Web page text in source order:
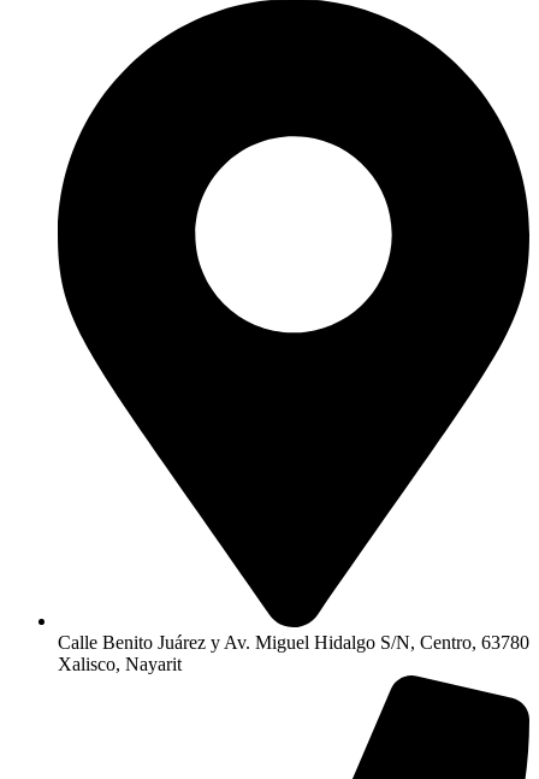
Calle Benito Juárez y Av. Miguel Hidalgo S/N, Centro, 63780
Xalisco, Nayarit